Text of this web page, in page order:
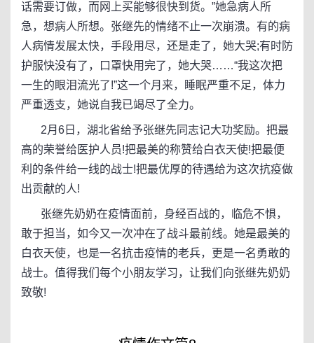
话需要订做，而网上买能够很快到货。”她急病人所
急，想病人所想。张继先的情绪不止一次崩溃。有的病
人病情发展太快，手段用尽，还是走了，她大哭;有时防
护服快没有了，口罩快用完了，她大哭……“我这次把
一生的眼泪流光了!”这一个月来，睡眠严重不足，体力
严重透支，她说自我已竭尽了全力。
2月6日，湖北省给予张继先同志记大功奖励。把最
高的荣誉给医护人员!把最美的称赞给白衣天使!把最便
利的条件给一线的战士!把最优厚的待遇给为这次抗疫做
出贡献的人!
张继先奶奶在疫情面前，身经百战的，临危不惧，
敢于担当，如今又一次冲在了战斗最前线。她是最美的
白衣天使，也是一名抗击疫情的老兵，更是一名勇敢的
战士。值得我们每个小朋友学习，让我们向张继先奶奶
致敬!